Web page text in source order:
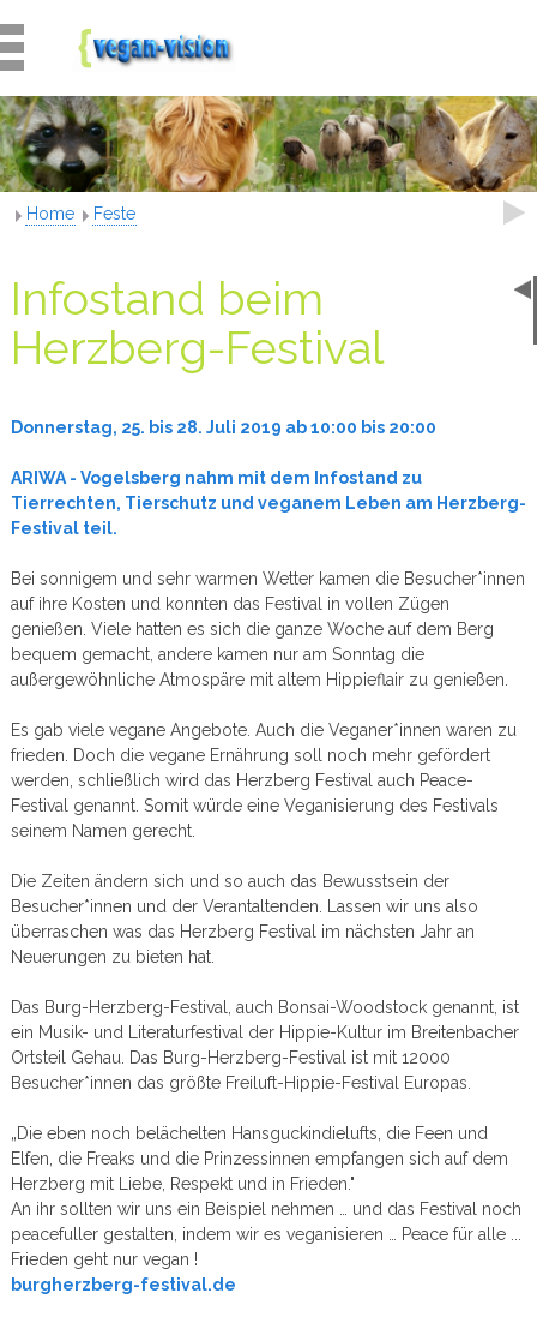
Home Feste
Infostand beim
Herzberg-Festival
Donnerstag, 25. bis 28. Juli 2019 ab 10:00 bis 20:00
ARIWA - Vogelsberg nahm mit dem Infostand zu
Tierrechten, Tierschutz und veganem Leben am Herzberg-
Festival teil.
Bei sonnigem und sehr warmen Wetter kamen die Besucher*innen
auf ihre Kosten und konnten das Festival in vollen Zügen
genießen. Viele hatten es sich die ganze Woche auf dem Berg
bequem gemacht, andere kamen nur am Sonntag die
außergewöhnliche Atmospäre mit altem Hippieflair zu genießen.
Es gab viele vegane Angebote. Auch die Veganer*innen waren zu
frieden. Doch die vegane Ernährung soll noch mehr gefördert
werden, schließlich wird das Herzberg Festival auch Peace-
Festival genannt. Somit würde eine Veganisierung des Festivals
seinem Namen gerecht.
Die Zeiten ändern sich und so auch das Bewusstsein der
Besucher*innen und der Verantaltenden. Lassen wir uns also
überraschen was das Herzberg Festival im nächsten Jahr an
Neuerungen zu bieten hat.
Das Burg-Herzberg-Festival, auch Bonsai-Woodstock genannt, ist
ein Musik- und Literaturfestival der Hippie-Kultur im Breitenbacher
Ortsteil Gehau. Das Burg-Herzberg-Festival ist mit 12000
Besucher*innen das größte Freiluft-Hippie-Festival Europas.
„Die eben noch belächelten Hansguckindielufts, die Feen und
Elfen, die Freaks und die Prinzessinnen empfangen sich auf dem
Herzberg mit Liebe, Respekt und in Frieden."
An ihr sollten wir uns ein Beispiel nehmen … und das Festival noch
peacefuller gestalten, indem wir es veganisieren … Peace für alle ...
Frieden geht nur vegan !
burgherzberg-festival.de